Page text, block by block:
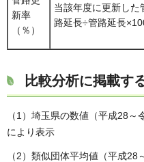
新率
（％）
当該年度に更新した
路延長÷管路延長
比較分析に掲載す
（1）埼玉県の数値（平成28
により表示
（2）類似団体平均値（平成